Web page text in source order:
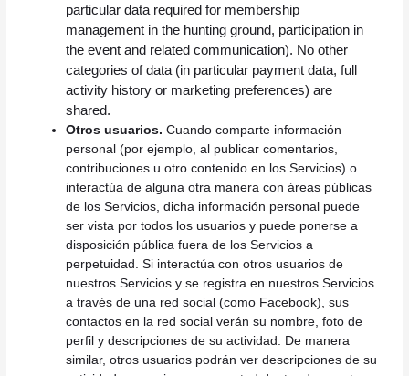
particular data required for membership
management in the hunting ground, participation in
the event and related communication). No other
categories of data (in particular payment data, full
activity history or marketing preferences) are
shared.
Otros usuarios. Cuando comparte información
personal (por ejemplo, al publicar comentarios,
contribuciones u otro contenido en los Servicios) o
interactúa de alguna otra manera con áreas públicas
de los Servicios, dicha información personal puede
ser vista por todos los usuarios y puede ponerse a
disposición pública fuera de los Servicios a
perpetuidad. Si interactúa con otros usuarios de
nuestros Servicios y se registra en nuestros Servicios
a través de una red social (como Facebook), sus
contactos en la red social verán su nombre, foto de
perfil y descripciones de su actividad. De manera
similar, otros usuarios podrán ver descripciones de su